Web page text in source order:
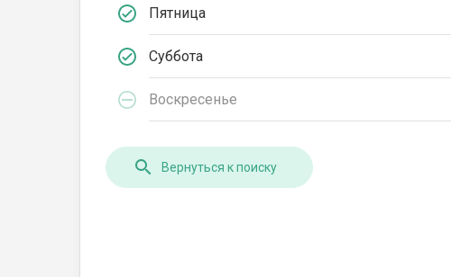
Пятница
Суббота
Воскресенье
Вернуться к поиску